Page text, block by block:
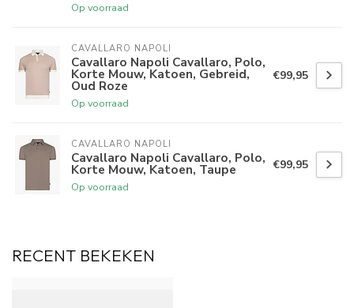
Op voorraad
CAVALLARO NAPOLI
Cavallaro Napoli Cavallaro, Polo,
Korte Mouw, Katoen, Gebreid,
Oud Roze
Op voorraad
€99,95
CAVALLARO NAPOLI
Cavallaro Napoli Cavallaro, Polo,
Korte Mouw, Katoen, Taupe
Op voorraad
€99,95
RECENT BEKEKEN